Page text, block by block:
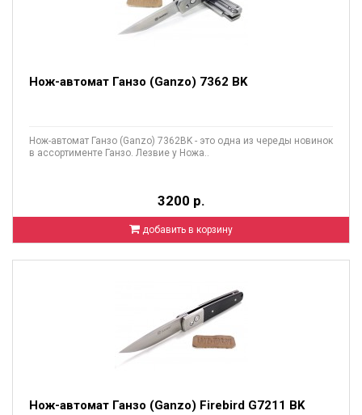
Нож-автомат Ганзо (Ganzo) 7362 BK
Нож-автомат Ганзо (Ganzo) 7362BK - это одна из череды новинок
в ассортименте Ганзо. Лезвие у Ножа..
3200 р.
добавить в корзину
Нож-автомат Ганзо (Ganzo) Firebird G7211 BK